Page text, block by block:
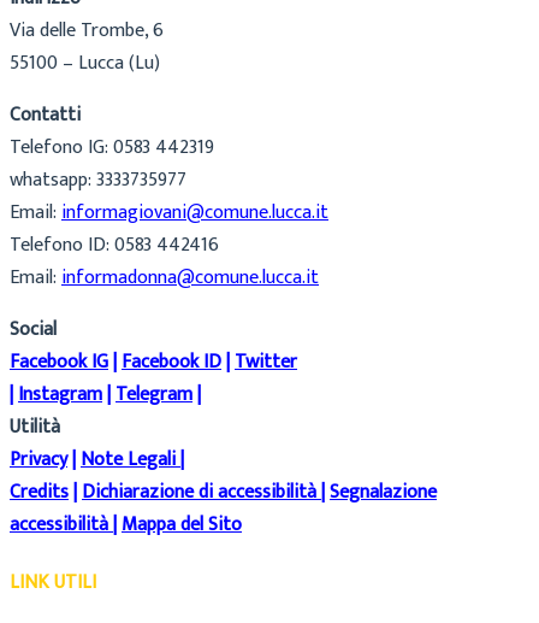
Via delle Trombe, 6
55100 – Lucca (Lu)
Contatti
Telefono IG: 0583 442319
whatsapp: 3333735977
Email:informagiovani@comune.lucca.it
Telefono ID: 0583 442416
Email:informadonna@comune.lucca.it
Social
Facebook IG|Facebook ID|Twitter
|Instagram|Telegram|
Utilità
Privacy|Note Legali|
Credits|Dichiarazione di accessibilità|Segnalazione
accessibilità|Mappa del Sito
LINK UTILI